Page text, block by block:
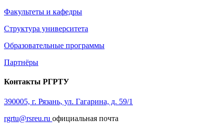
Факультеты и кафедры
Структура университета
Образовательные программы
Партнёры
Контакты РГРТУ
390005, г. Рязань, ул. Гагарина, д. 59/1
rgrtu@rsreu.ru официальная почта